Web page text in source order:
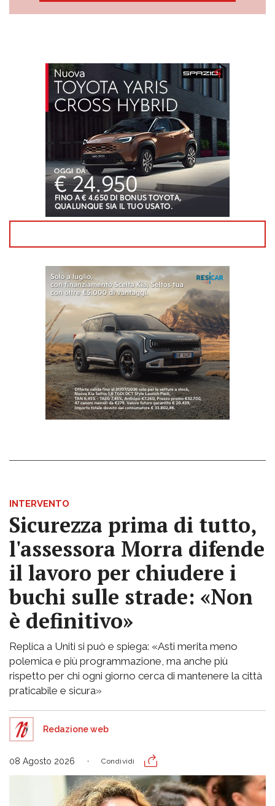
INTERVENTO
Sicurezza prima di tutto,
l'assessora Morra difende
il lavoro per chiudere i
buchi sulle strade: «Non
è definitivo»
Replica a Uniti si può e spiega: «Asti merita meno
polemica e più programmazione, ma anche più
rispetto per chi ogni giorno cerca di mantenere la città
praticabile e sicura»
Redazione web
08 Agosto 2026 Condividi